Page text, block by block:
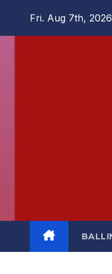
Fri. Aug 7th, 2026